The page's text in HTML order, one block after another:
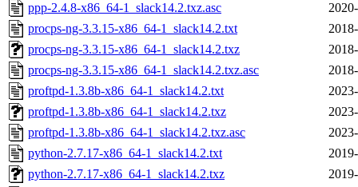
ppp-2.4.8-x86_64-1_slack14.2.txz.asc
procps-ng-3.3.15-x86_64-1_slack14.2.txt
procps-ng-3.3.15-x86_64-1_slack14.2.txz
procps-ng-3.3.15-x86_64-1_slack14.2.txz.asc
proftpd-1.3.8b-x86_64-1_slack14.2.txt
proftpd-1.3.8b-x86_64-1_slack14.2.txz
proftpd-1.3.8b-x86_64-1_slack14.2.txz.asc
python-2.7.17-x86_64-1_slack14.2.txt
python-2.7.17-x86_64-1_slack14.2.txz